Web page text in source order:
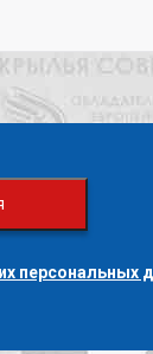
персональных